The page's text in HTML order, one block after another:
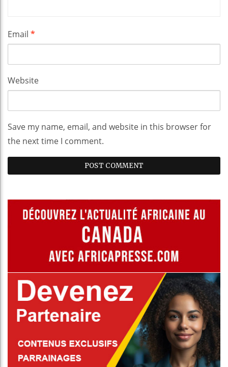
Email *
Website
Save my name, email, and website in this browser for
the next time I comment.